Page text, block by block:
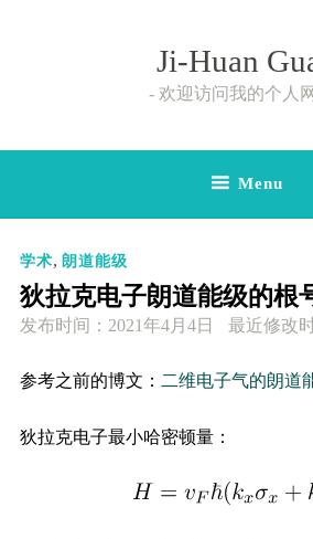
Ji-Huan
欢迎访问我的个人
Menu
学术, 朗道能级
狄拉克电子朗道能级的根
发布时间： 2021年4月4日 最近修改
参考之前的博文： 二维电子气的朗道
狄拉克电子最小哈密顿量：